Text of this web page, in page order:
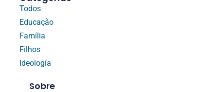
Todos
Educação
Família
Filhos
Ideología
Sobre